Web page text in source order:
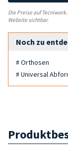
Die Preise auf
Website sichtbar.
Noch zu
# Orthosen
# Universal